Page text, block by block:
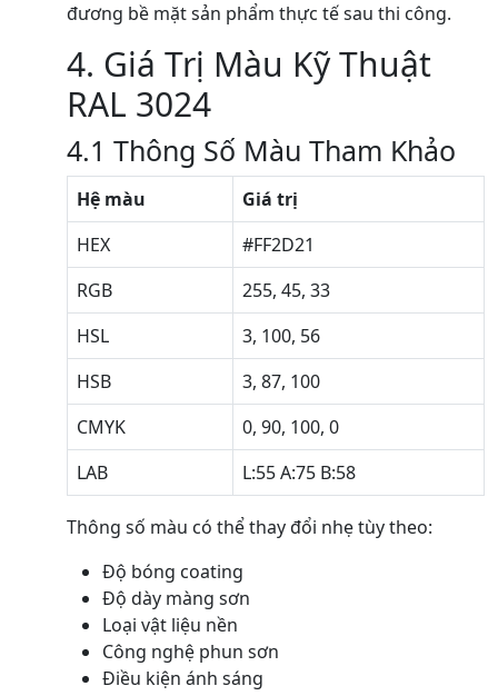
đương bề mặt sản phẩm thực tế sau thi công.
4. Giá Trị Màu Kỹ Thuật
RAL 3024
4.1 Thông Số Màu Tham Khảo
Hệ màu
Giá trị
HEX
#FF2D21
RGB
255, 45, 33
HSL
3, 100, 56
HSB
3, 87, 100
CMYK
0, 90, 100, 0
LAB
L:55 A:75 B:58
Thông số màu có thể thay đổi nhẹ tùy theo:
Độ bóng coating
Độ dày màng sơn
Loại vật liệu nền
Công nghệ phun sơn
Điều kiện ánh sáng